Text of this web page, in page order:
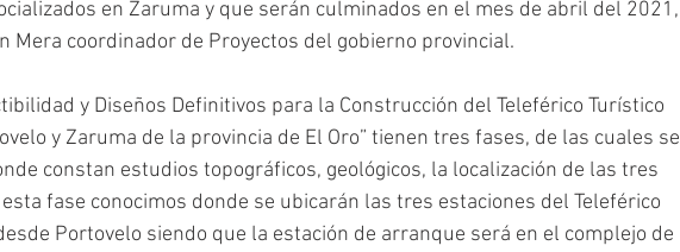
en Zaruma y que serán culminados en el mes de abril del 2021,
Mera coordinador de Proyectos del gobierno provincial.
y Diseños Definitivos para la Construcción del Teleférico Turístico
y Zaruma de la provincia de El Oro” tienen tres fases, de las cuales se
constan estudios topográficos, geológicos, la localización de las tres
fase conocimos donde se ubicarán las tres estaciones del Teleférico
Portovelo siendo que la estación de arranque será en el complejo de